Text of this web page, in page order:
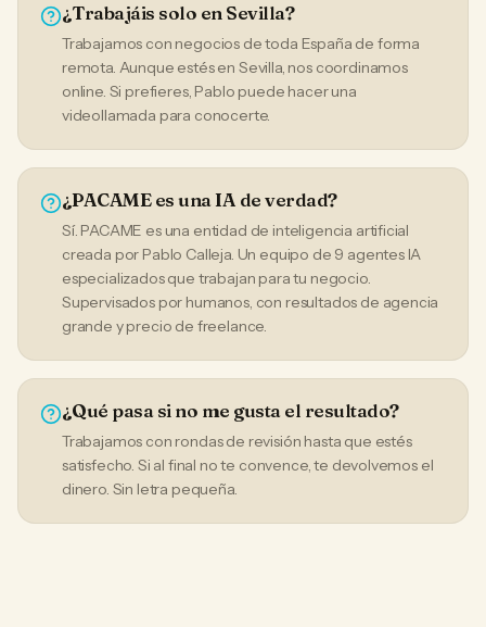
¿Trabajáis solo en Sevilla?
Trabajamos con negocios de toda España de forma
remota. Aunque estés en Sevilla, nos coordinamos
online. Si prefieres, Pablo puede hacer una
videollamada para conocerte.
¿PACAME es una IA de verdad?
Sí. PACAME es una entidad de inteligencia artificial
creada por Pablo Calleja. Un equipo de 9 agentes IA
especializados que trabajan para tu negocio.
Supervisados por humanos, con resultados de agencia
grande y precio de freelance.
¿Qué pasa si no me gusta el resultado?
Trabajamos con rondas de revisión hasta que estés
satisfecho. Si al final no te convence, te devolvemos el
dinero. Sin letra pequeña.